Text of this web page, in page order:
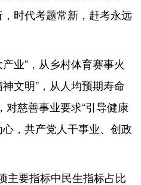
时代考题常新，赶考永远
业”，从乡村体育赛事火
文明”，从人均预期寿命
对慈善事业要求“引导健康
，共产党人干事业、创政
要指标中民生指标占比